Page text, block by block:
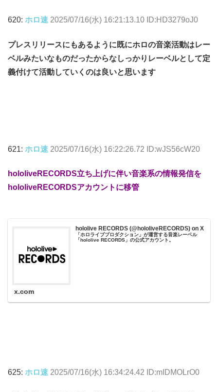
620: ホロ速 2025/07/16(水) 16:21:13.10 ID:HD3279oJ0
プレスリリースにもあるように既にホロの音楽活動はレー
ベルみたいなものだったからなしっかりレーベルとして定
義付けて活動していくのは良いと思います
621: ホロ速 2025/07/16(水) 16:22:26.72 ID:wJS56cW20
hololiveRECORDS立ち上げに伴い音楽系の情報発信を
hololiveRECORDSアカウントに移管
hololive RECORDS (@hololiveRECORDS) on X
「ホロライブプロダクション」が運営する音楽レーベル
「hololive RECORDS」の公式アカウント。
x.com
625: ホロ速 2025/07/16(水) 16:34:24.42 ID:mIDMOLrO0